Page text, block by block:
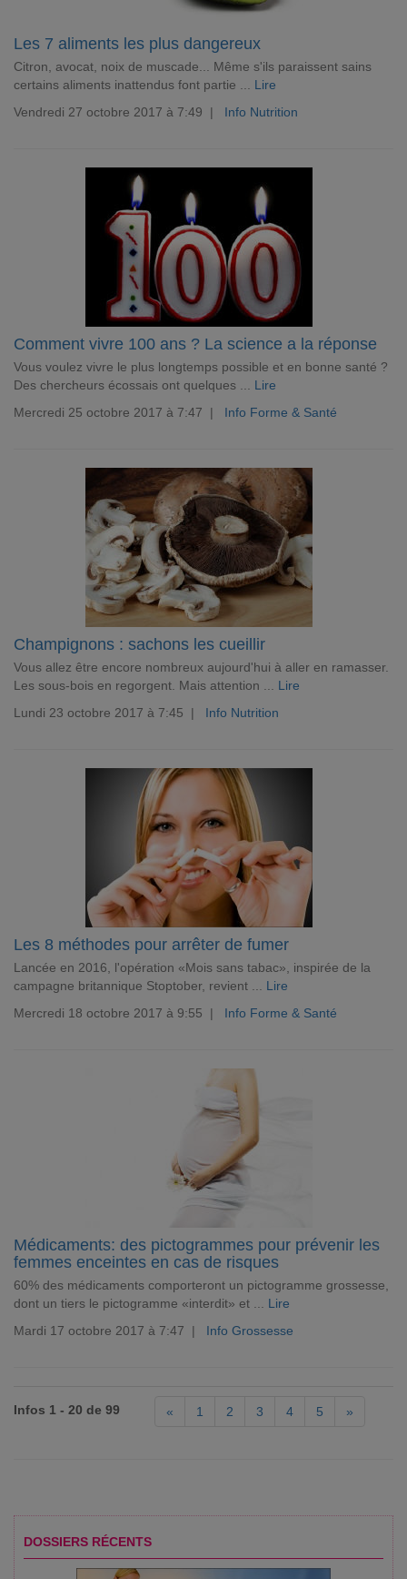
Les 7 aliments les plus dangereux
Citron, avocat, noix de muscade... Même s'ils paraissent sains
certains aliments inattendus font partie ... Lire
Vendredi 27 octobre 2017 à 7:49 | Info Nutrition
Comment vivre 100 ans ? La science a la réponse
Vous voulez vivre le plus longtemps possible et en bonne santé ?
Des chercheurs écossais ont quelques ... Lire
Mercredi 25 octobre 2017 à 7:47 | Info Forme & Santé
Champignons : sachons les cueillir
Vous allez être encore nombreux aujourd'hui à aller en ramasser.
Les sous-bois en regorgent. Mais attention ... Lire
Lundi 23 octobre 2017 à 7:45 | Info Nutrition
Les 8 méthodes pour arrêter de fumer
Lancée en 2016, l'opération «Mois sans tabac», inspirée de la
campagne britannique Stoptober, revient ... Lire
Mercredi 18 octobre 2017 à 9:55 | Info Forme & Santé
Médicaments: des pictogrammes pour prévenir les
femmes enceintes en cas de risques
60% des médicaments comporteront un pictogramme grossesse,
dont un tiers le pictogramme «interdit» et ... Lire
Mardi 17 octobre 2017 à 7:47 | Info Grossesse
Infos 1 - 20 de 99 « 1 2 3 4 5 »
DOSSIERS RÉCENTS